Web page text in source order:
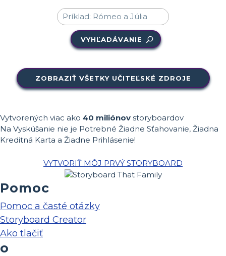
VYHĽADÁVANIE
ZOBRAZIŤ VŠETKY UČITEĽSKÉ ZDROJE
Vytvorených viac ako 40 miliónov storyboardov
Na Vyskúšanie nie je Potrebné Žiadne Sťahovanie, Žiadna
Kreditná Karta a Žiadne Prihlásenie!
VYTVORIŤ MÔJ PRVÝ STORYBOARD
Pomoc
Pomoc a časté otázky
Storyboard Creator
Ako tlačiť
o